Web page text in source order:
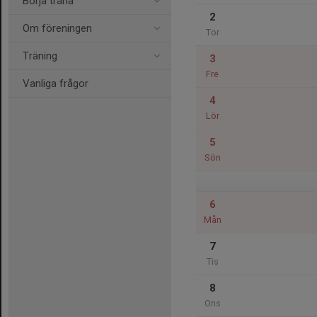
Om föreningen
Träning
Vanliga frågor
2
Tor
3
Fre
4
Lör
5
Sön
6
Mån
7
Tis
8
Ons